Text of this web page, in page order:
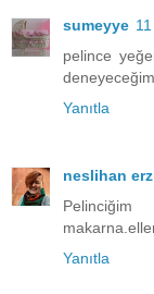
sumeyye
pelince
Yanıtla
neslihan
Yanıtla